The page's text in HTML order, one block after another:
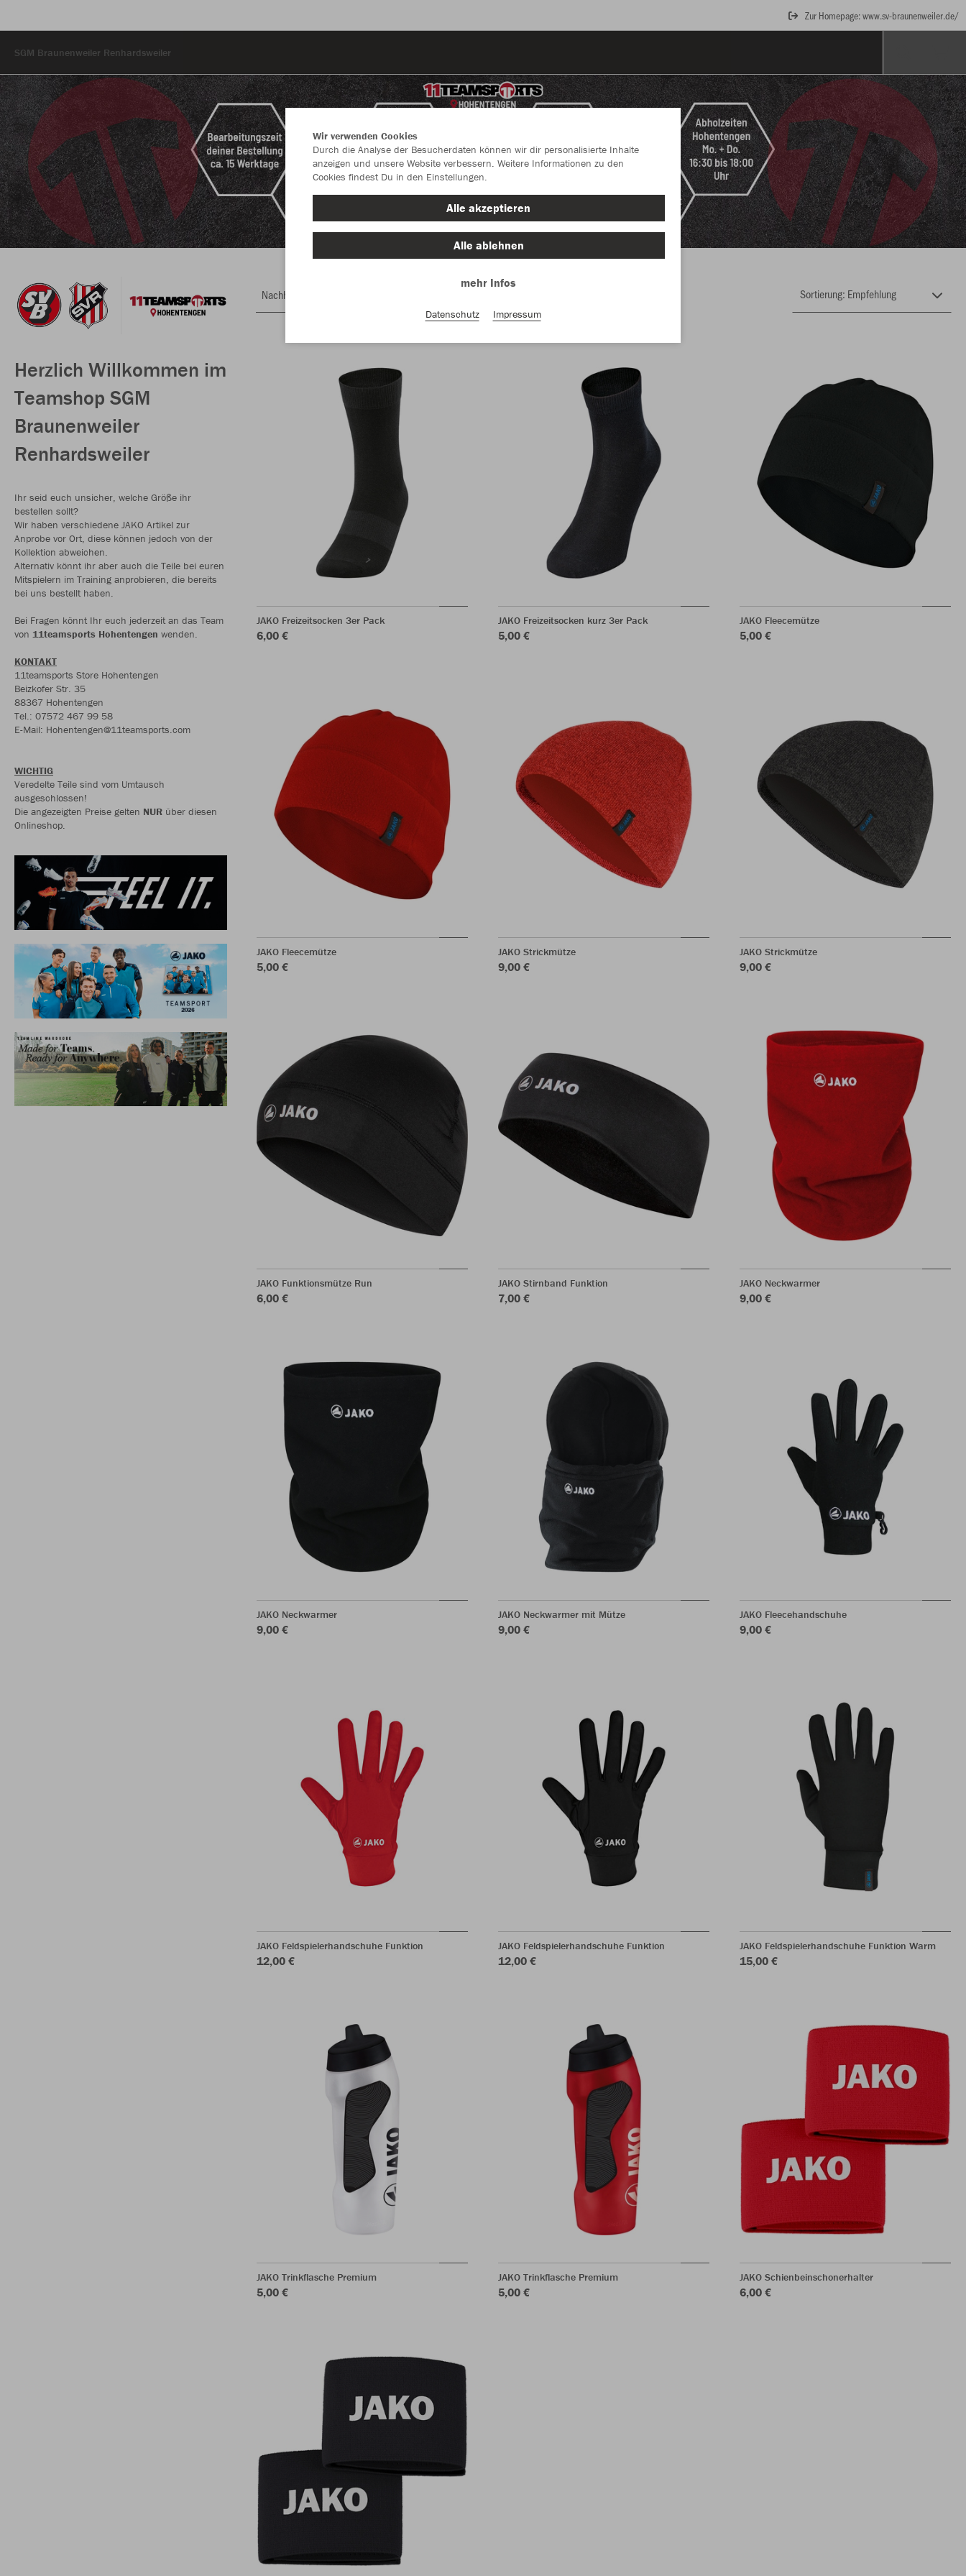
Zur Homepage: www.sv-braunenweiler.de/
SGM Braunenweiler Renhardsweiler
Herzlich Willkommen im
Teamshop SGM
Braunenweiler
Renhardsweiler
Ihr seid euch unsicher, welche Größe ihr
bestellen sollt?
Wir haben verschiedene JAKO Artikel zur
Anprobe vor Ort, diese können jedoch von der
Kollektion abweichen.
Alternativ könnt ihr aber auch die Teile bei euren
Mitspielern im Training anprobieren, die bereits
bei uns bestellt haben.
Bei Fragen könnt Ihr euch jederzeit an das Team
von 11teamsports Hohentengen wenden.
KONTAKT
11teamsports Store Hohentengen
Beizkofer Str. 35
88367 Hohentengen
Tel.: 07572 467 99 58
E-Mail: Hohentengen@11teamsports.com
WICHTIG
Veredelte Teile sind vom Umtausch
ausgeschlossen!
Die angezeigten Preise gelten NUR über diesen
Onlineshop.
Nachhaltig
JAKO Freizeitsocken 3er Pack
6,00 €
JAKO Freizeitsocken kurz 3er Pack
5,00 €
JAKO Fleecemütze
5,00 €
JAKO Fleecemütze
5,00 €
JAKO Strickmütze
9,00 €
JAKO Strickmütze
9,00 €
JAKO Funktionsmütze Run
6,00 €
JAKO Stirnband Funktion
7,00 €
JAKO Neckwarmer
9,00 €
JAKO Neckwarmer
9,00 €
JAKO Neckwarmer mit Mütze
9,00 €
JAKO Fleecehandschuhe
9,00 €
JAKO Feldspielerhandschuhe Funktion
12,00 €
JAKO Feldspielerhandschuhe Funktion
12,00 €
JAKO Feldspielerhandschuhe Funktion Warm
15,00 €
JAKO Trinkflasche Premium
5,00 €
JAKO Trinkflasche Premium
5,00 €
JAKO Schienbeinschonerhalter
6,00 €
Wir verwenden Cookies
Durch die Analyse der Besucherdaten können wir dir personalisierte Inhalte
anzeigen und unsere Website verbessern. Weitere Informationen zu den
Cookies findest Du in den Einstellungen.
Alle akzeptieren
Alle ablehnen
mehr Infos
Datenschutz Impressum